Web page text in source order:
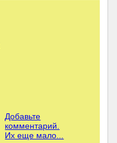
Добавьте
комментарий.
Их еще мало...